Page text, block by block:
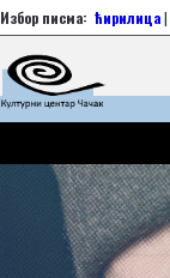
Избор писма: ћирилица|